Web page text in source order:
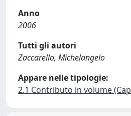
Anno
2006
Tutti gli autori
Zaccarello, Michelangelo
Appare nelle tipologie:
2.1 Contributo in volume